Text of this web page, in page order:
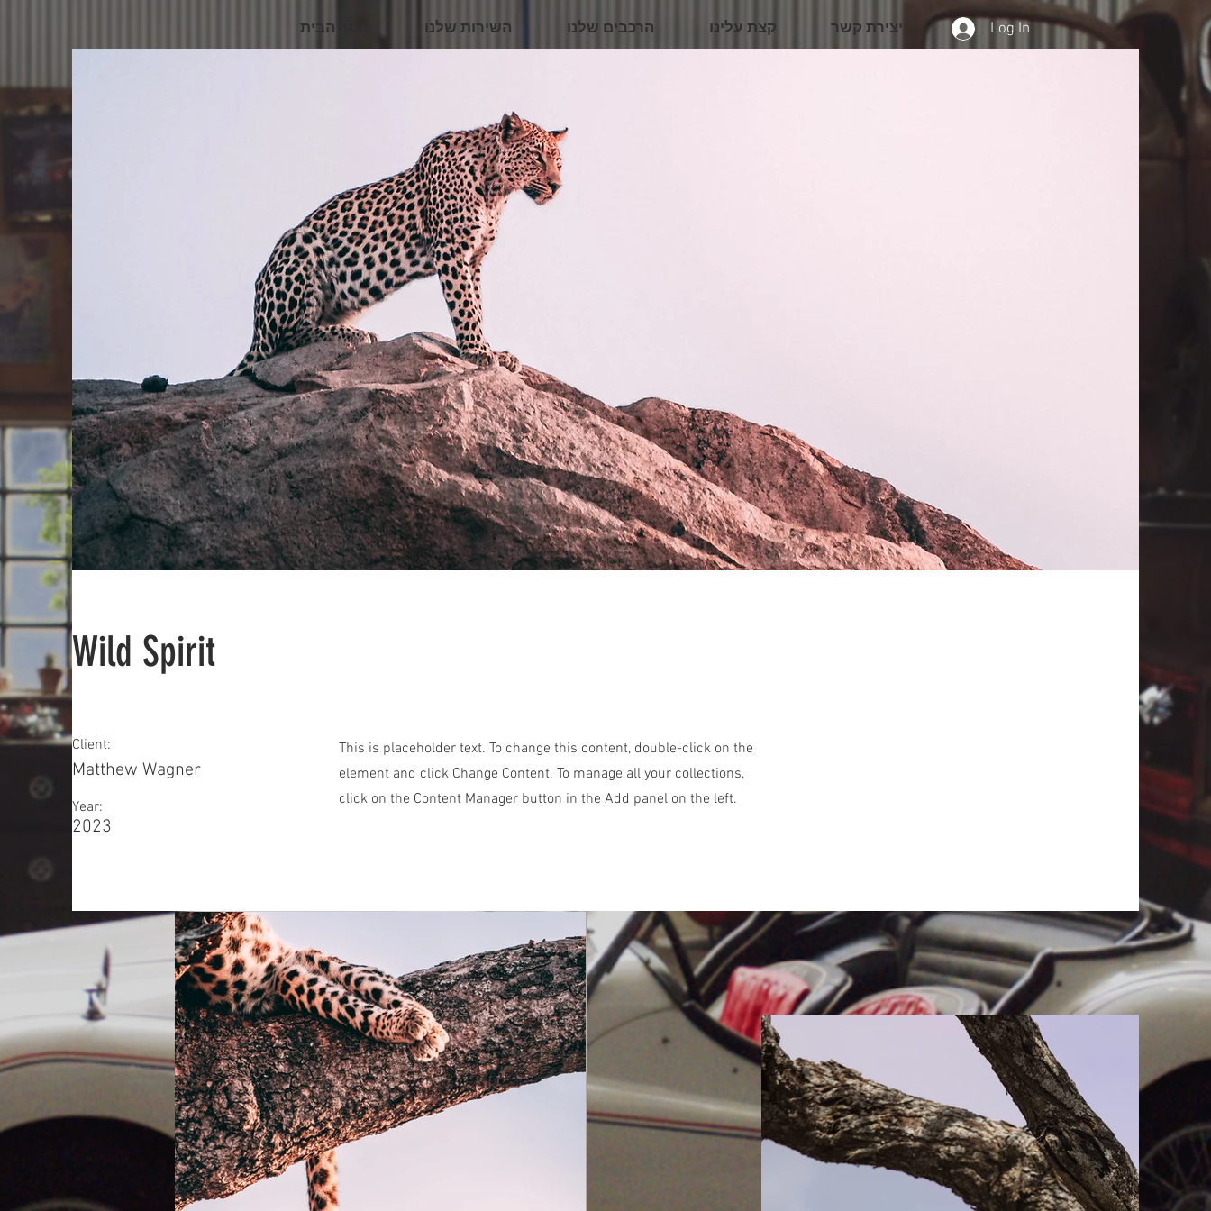
מסך הבית השירות שלנו הרכבים שלנו קצת עלינו יצירת קשר Log In
Wild Spirit
Client:
Matthew Wagner
Year:
2023
This is placeholder text. To change this content, double-click on the
element and click Change Content. To manage all your collections,
click on the Content Manager button in the Add panel on the left.